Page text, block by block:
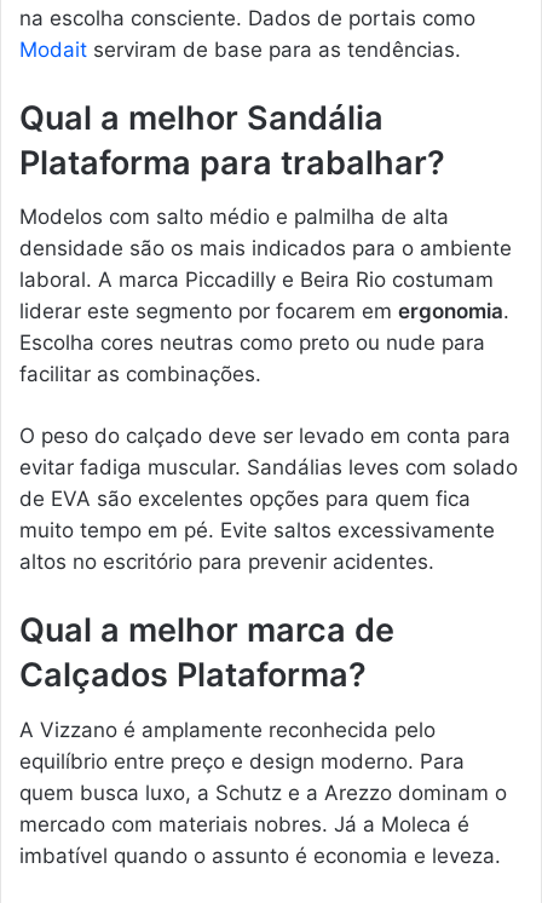
na escolha consciente. Dados de portais como
Modait serviram de base para as tendências.
Qual a melhor Sandália
Plataforma para trabalhar?
Modelos com salto médio e palmilha de alta
densidade são os mais indicados para o ambiente
laboral. A marca Piccadilly e Beira Rio costumam
liderar este segmento por focarem em ergonomia.
Escolha cores neutras como preto ou nude para
facilitar as combinações.
O peso do calçado deve ser levado em conta para
evitar fadiga muscular. Sandálias leves com solado
de EVA são excelentes opções para quem fica
muito tempo em pé. Evite saltos excessivamente
altos no escritório para prevenir acidentes.
Qual a melhor marca de
Calçados Plataforma?
A Vizzano é amplamente reconhecida pelo
equilíbrio entre preço e design moderno. Para
quem busca luxo, a Schutz e a Arezzo dominam o
mercado com materiais nobres. Já a Moleca é
imbatível quando o assunto é economia e leveza.